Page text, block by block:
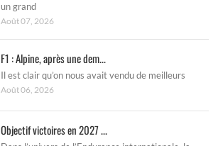
un grand
Août 07, 2026
F1 : Alpine, après une dem...
Il est clair qu’on nous avait vendu de meilleurs
Août 06, 2026
Objectif victoires en 2027 ...